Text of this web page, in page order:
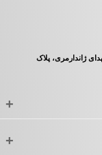
ژاندارمری، پلاک
+
+